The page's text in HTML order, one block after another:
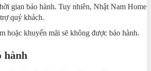
gian bảo hành. Tuy nhiên, Nhật Nam Home
quý khách.
hoặc khuyến mãi sẽ không được bảo hành.
hành